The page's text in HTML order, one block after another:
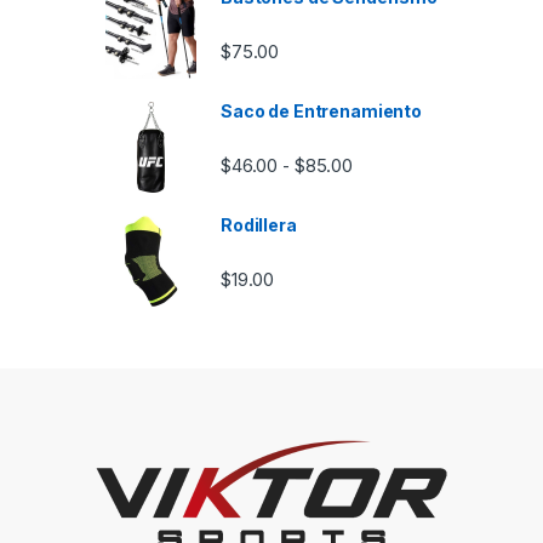
$75.00
Saco de Entrenamiento
$46.00 - $85.00 Rango de precios:
Rodillera
$19.00